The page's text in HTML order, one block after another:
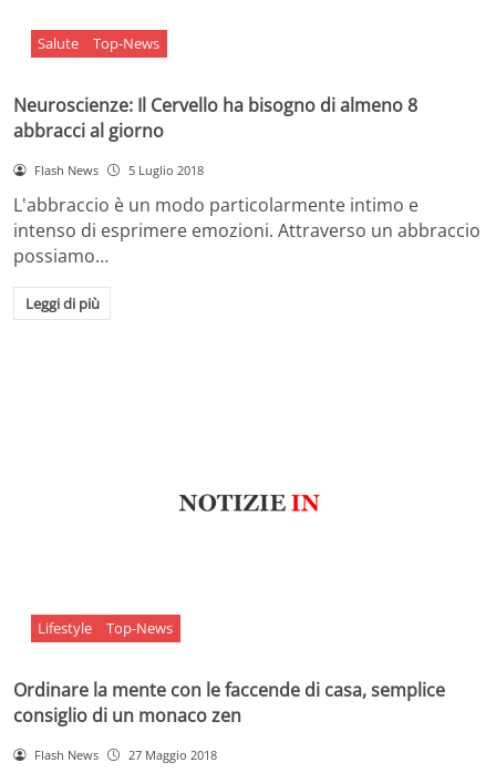
Salute Top-News
Neuroscienze: Il Cervello ha bisogno di almeno 8
abbracci al giorno
Flash News 5 Luglio 2018
L'abbraccio è un modo particolarmente intimo e
intenso di esprimere emozioni. Attraverso un abbraccio
possiamo…
Leggi di più
Lifestyle Top-News
Ordinare la mente con le faccende di casa, semplice
consiglio di un monaco zen
Flash News 27 Maggio 2018